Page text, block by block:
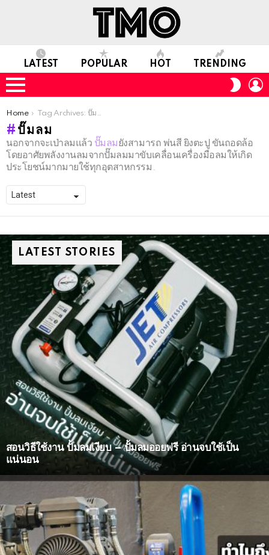
LATEST POPULAR HOT TRENDING
Menu
SKIN
You are here:
Home Tag Archives: ปั๊มลม
ปั๊มลม
นอกจากจะเป่าลมแล้ว ปั๊มลมยังสามารถ พ่นสี ยิงตะปู ขันถอดล้อ
โดยอาศัยพลังงานลมจากปั๊มลมมาขับเคลื่อนเครื่องมือลมให้เกิด
ประโยชน์มากมายใช้ทุกอุตสาหกรรม.
LATEST STORIES
สอนวิธีใช้งาน ปั้มลมเงียบ – ปั้มลมออยฟรี อ่านจบใช้เป็น
แน่นอน